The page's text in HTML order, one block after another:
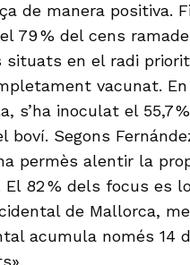
de manera positiva.
79 % del cens
situats en el radi
vacunat.
s’ha inoculat el 55,7
boví. Segons
permès alentir la
82 % dels focus es
de Mallorca,
acumula només 14